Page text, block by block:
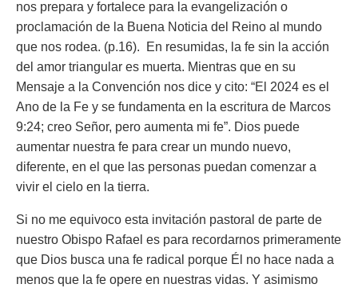
nos prepara y fortalece para la evangelización o
proclamación de la Buena Noticia del Reino al mundo
que nos rodea. (p.16). En resumidas, la fe sin la acción
del amor triangular es muerta. Mientras que en su
Mensaje a la Convención nos dice y cito: “El 2024 es el
Ano de la Fe y se fundamenta en la escritura de Marcos
9:24; creo Señor, pero aumenta mi fe”. Dios puede
aumentar nuestra fe para crear un mundo nuevo,
diferente, en el que las personas puedan comenzar a
vivir el cielo en la tierra.
Si no me equivoco esta invitación pastoral de parte de
nuestro Obispo Rafael es para recordarnos primeramente
que Dios busca una fe radical porque Él no hace nada a
menos que la fe opere en nuestras vidas. Y asimismo